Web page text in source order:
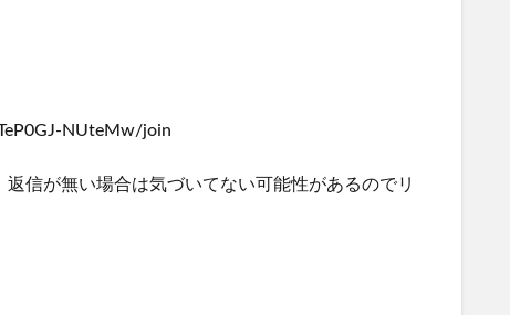
NUteMw/join
信が無い場合は気づいてない可能性があるのでリ